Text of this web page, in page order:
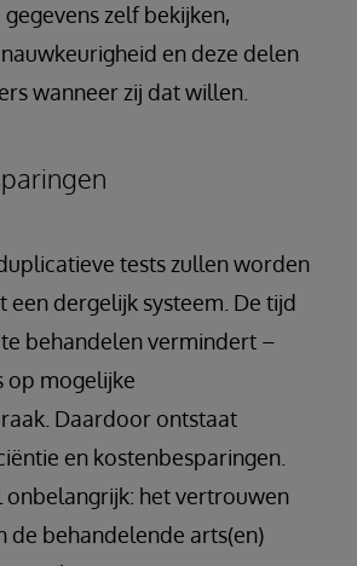
gegevens zelf bekijken,
en deze delen
wanneer zij dat willen.
tests zullen worden
dergelijk systeem. De tijd
behandelen vermindert –
op mogelijke
Daardoor ontstaat
en kostenbesparingen.
onbelangrijk: het vertrouwen
de behandelende arts(en)